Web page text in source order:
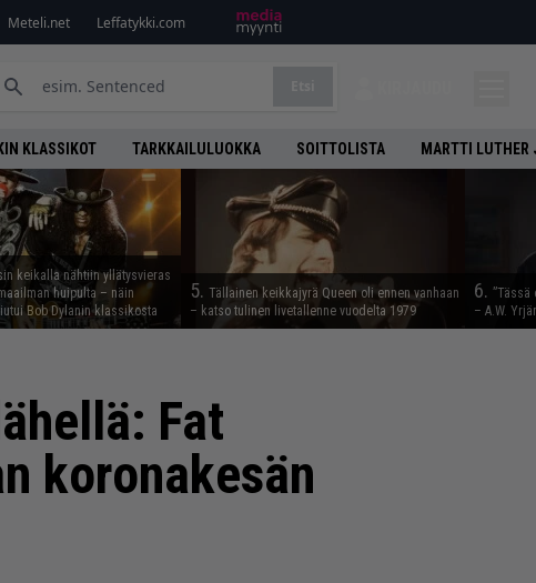
Meteli.net Leffatykki.com
KLASSIKOT TARKKAILULUOKKA SOITTOLISTA MARTTI
keikalla nähtiin yllätysvieras
huipulta – näin
Bob Dylanin klassikosta
5. Tällainen keikkajyrä Queen oli ennen vanhaan
– katso tulinen livetallenne vuodelta 1979
6. ”Tässä
– A.W.
Fat
koronakesän